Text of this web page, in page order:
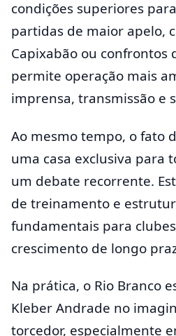
condições superiores
partidas de maior apelo,
Capixabão ou confrontos
permite operação mais
imprensa, transmissão e
Ao mesmo tempo, o fato
uma casa exclusiva para
um debate recorrente.
de treinamento e
fundamentais para
crescimento de longo
Na prática, o Rio Branco
Kleber Andrade no
torcedor, especialmente